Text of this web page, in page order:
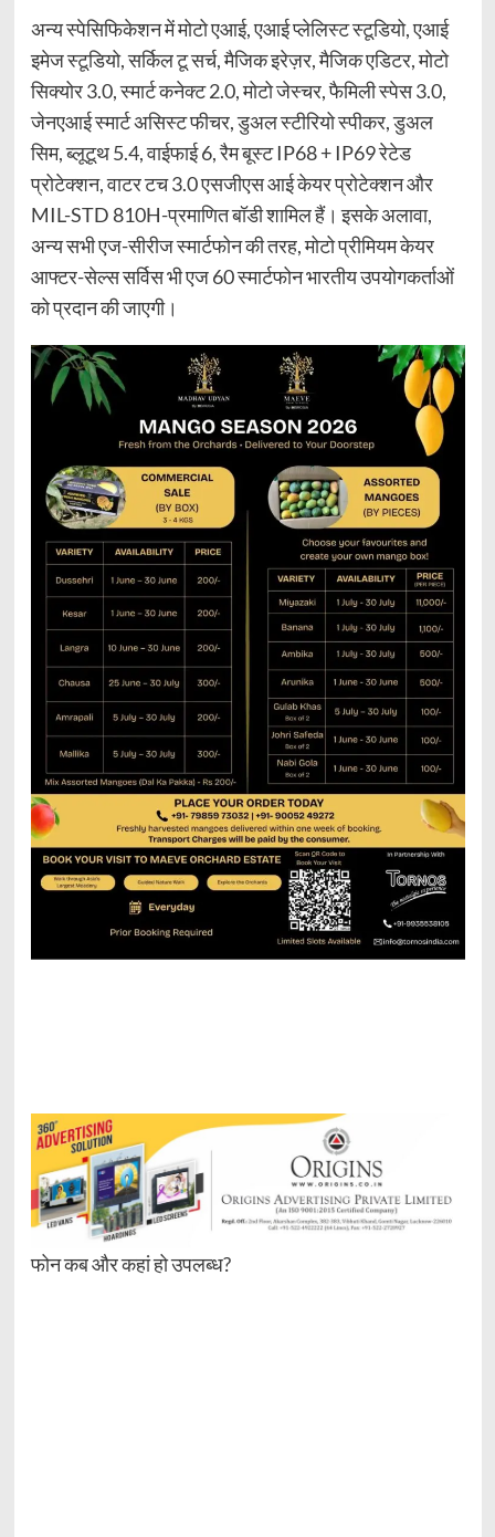
अन्य स्पेसिफिकेशन में मोटो एआई, एआई प्लेलिस्ट स्टूडियो, एआई
इमेज स्टूडियो, सर्किल टू सर्च, मैजिक इरेज़र, मैजिक एडिटर, मोटो
सिक्योर 3.0, स्मार्ट कनेक्ट 2.0, मोटो जेस्चर, फैमिली स्पेस 3.0,
जेनएआई स्मार्ट असिस्ट फीचर, डुअल स्टीरियो स्पीकर, डुअल
सिम, ब्लूटूथ 5.4, वाईफाई 6, रैम बूस्ट IP68 + IP69 रेटेड
प्रोटेक्शन, वाटर टच 3.0 एसजीएस आई केयर प्रोटेक्शन और
MIL-STD 810H-प्रमाणित बॉडी शामिल हैं। इसके अलावा,
अन्य सभी एज-सीरीज स्मार्टफोन की तरह, मोटो प्रीमियम केयर
आफ्टर-सेल्स सर्विस भी एज 60 स्मार्टफोन भारतीय उपयोगकर्ताओं
को प्रदान की जाएगी।
फोन कब और कहां हो उपलब्ध?